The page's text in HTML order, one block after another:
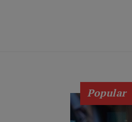
Popular